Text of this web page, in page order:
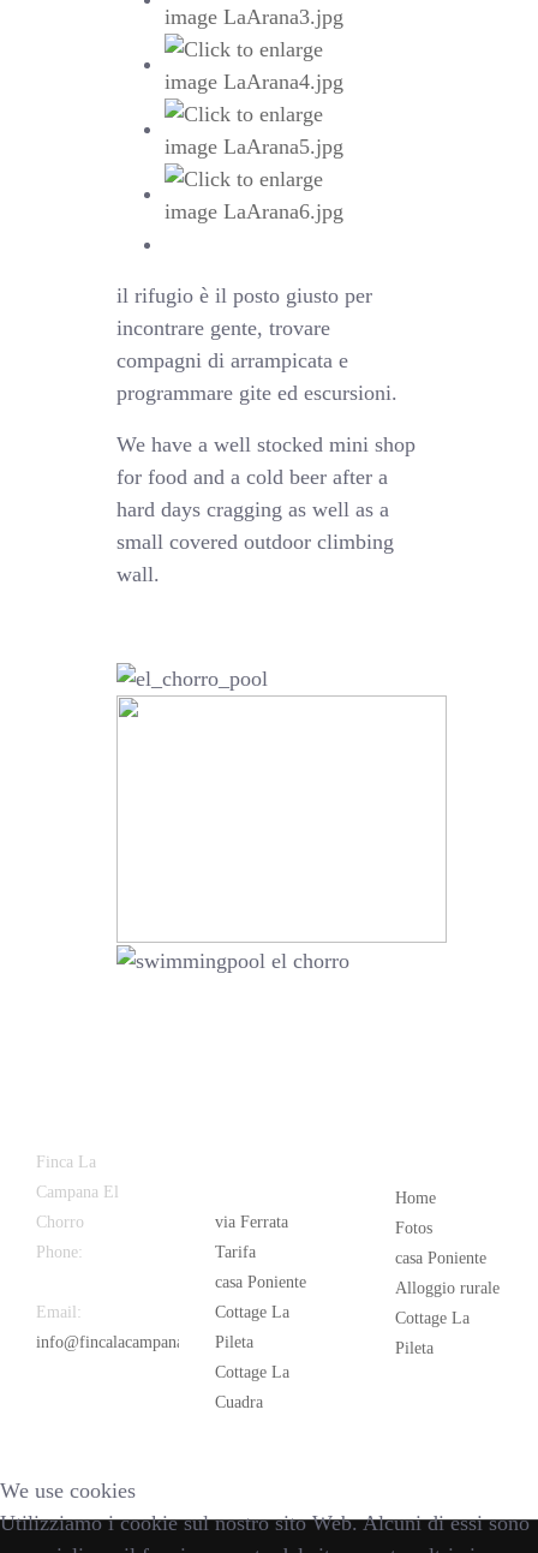
il rifugio è il posto giusto per
incontrare gente, trovare
compagni di arrampicata e
programmare gite ed escursioni.
We have a well stocked mini shop
for food and a cold beer after a
hard days cragging as well as a
small covered outdoor climbing
wall.
Finca La
Campana El
Chorro
Phone:
Email:
info@fincalacampana.com
via Ferrata
Tarifa
casa Poniente
Cottage La
Pileta
Cottage La
Cuadra
Home
Fotos
casa Poniente
Alloggio rurale
Cottage La
Pileta
We use cookies
Utilizziamo i cookie sul nostro sito Web. Alcuni di essi sono